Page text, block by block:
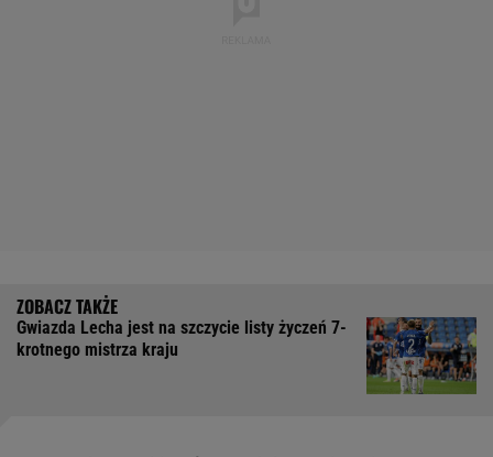
Gwiazda Lecha jest na szczycie listy życzeń 7-
krotnego mistrza kraju